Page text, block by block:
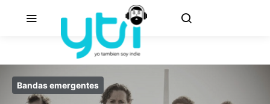
Bandas emergentes